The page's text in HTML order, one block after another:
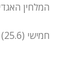
חמישי (25.6) עד שני (29.6)